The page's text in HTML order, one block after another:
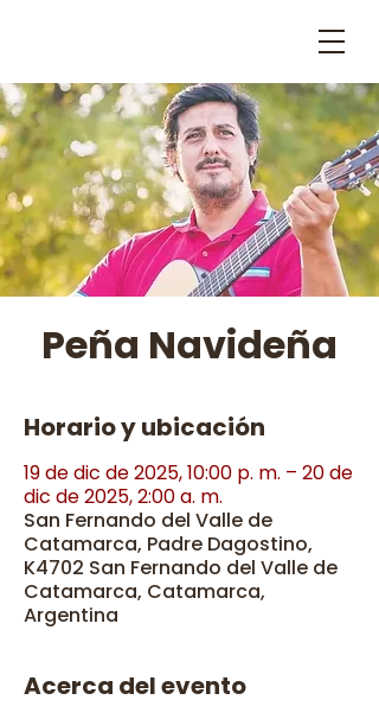
Peña Navideña
Horario y ubicación
19 de dic de 2025, 10:00 p. m. – 20 de
dic de 2025, 2:00 a. m.
San Fernando del Valle de
Catamarca, Padre Dagostino,
K4702 San Fernando del Valle de
Catamarca, Catamarca,
Argentina
Acerca del evento